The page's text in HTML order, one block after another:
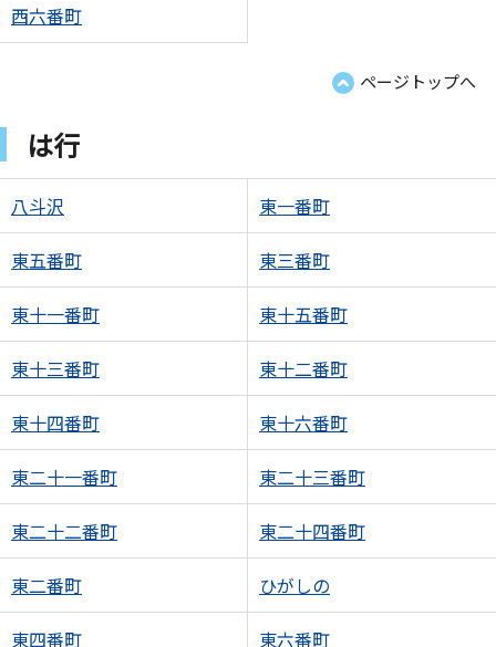
西六番町
ページトップへ
は行
八斗沢 東一番町
東五番町 東三番町
東十一番町 東十五番町
東十三番町 東十二番町
東十四番町 東十六番町
東二十一番町 東二十三番町
東二十二番町 東二十四番町
東二番町 ひがしの
東四番町 東六番町